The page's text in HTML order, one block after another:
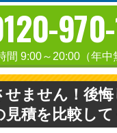
間 9:00～20:00（年中
せません！後
積を比較して